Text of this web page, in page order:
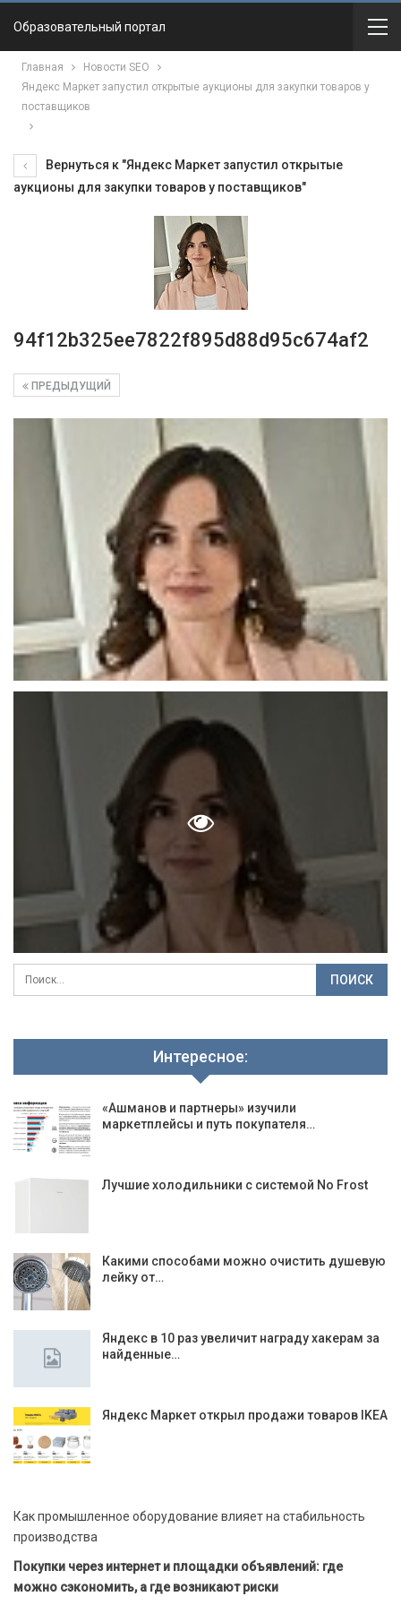
Образовательный портал
Главная
Новости SEO
Яндекс Маркет запустил открытые аукционы для закупки товаров у
поставщиков
Вернуться к "Яндекс Маркет запустил открытые
аукционы для закупки товаров у поставщиков"
94f12b325ee7822f895d88d95c674af2
ПРЕДЫДУЩИЙ
Интересное:
«Ашманов и партнеры» изучили
маркетплейсы и путь покупателя…
Лучшие холодильники с системой No Frost
Какими способами можно очистить душевую
лейку от…
Яндекс в 10 раз увеличит награду хакерам за
найденные…
Яндекс Маркет открыл продажи товаров IKEA
Как промышленное оборудование влияет на стабильность
производства
Покупки через интернет и площадки объявлений: где
можно сэкономить, а где возникают риски